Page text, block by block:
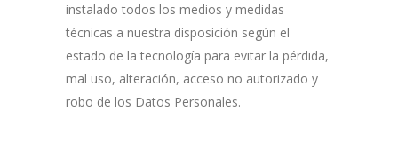
instalado todos los medios y medidas
técnicas a nuestra disposición según el
estado de la tecnología para evitar la pérdida,
mal uso, alteración, acceso no autorizado y
robo de los Datos Personales.